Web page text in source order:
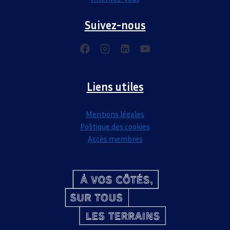
Suivez-nous
Liens utiles
Mentions légales
Politique des cookies
Accès membres